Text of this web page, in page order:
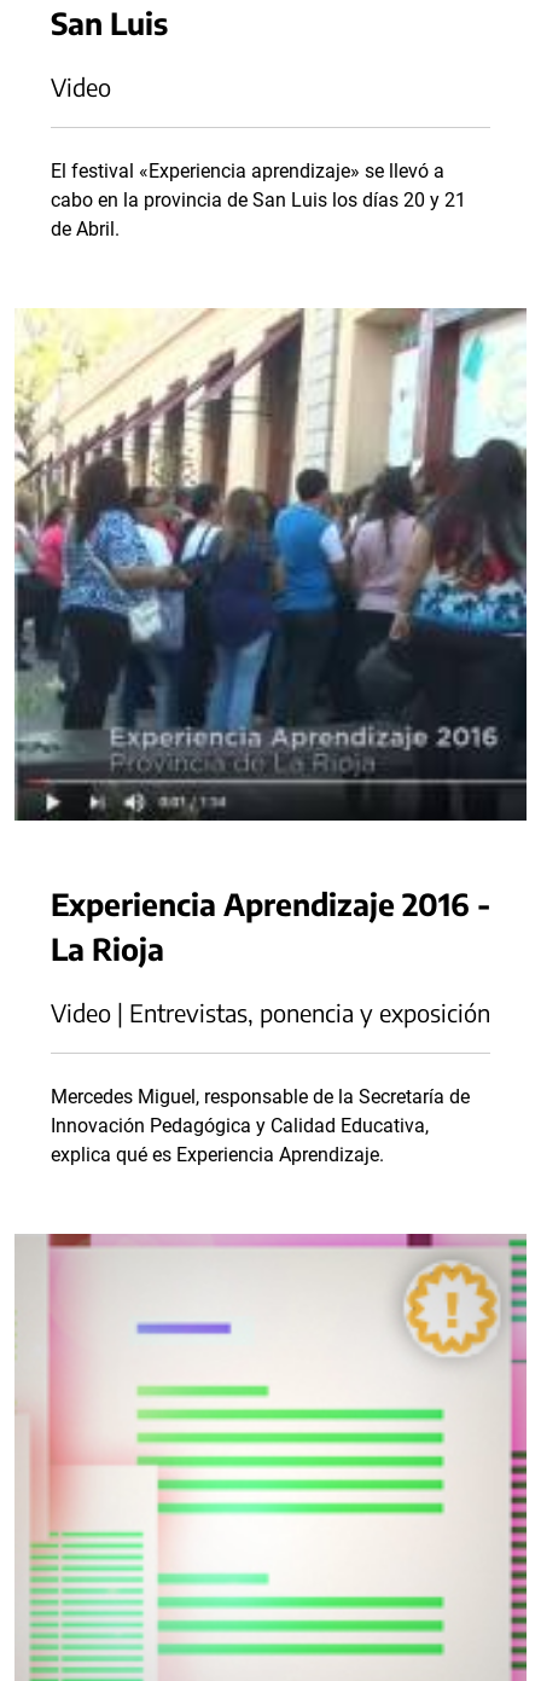
San Luis
Video
El festival «Experiencia aprendizaje» se llevó a
cabo en la provincia de San Luis los días 20 y 21
de Abril.
Experiencia Aprendizaje 2016 -
La Rioja
Video | Entrevistas, ponencia y exposición
Mercedes Miguel, responsable de la Secretaría de
Innovación Pedagógica y Calidad Educativa,
explica qué es Experiencia Aprendizaje.